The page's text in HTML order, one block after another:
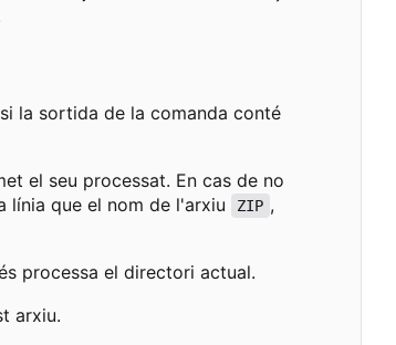
la sortida de la comanda conté
el seu processat. En cas de no
línia que el nom de l'arxiu ZIP ,
processa el directori actual.
arxiu.